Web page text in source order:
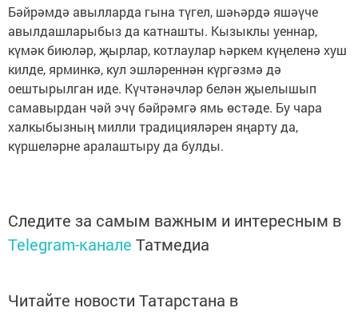
Бәйрәмдә авылларда гына түгел, шәһәрдә яшәүче
авылдашларыбыз да катнашты. Кызыклы уеннар,
күмәк биюләр, җырлар, котлаулар һәркем күңеленә хуш
килде, ярминкә, кул эшләреннән күргәзмә дә
оештырылган иде. Күчтәнәчләр белән җыелышып
самавырдан чәй эчү бәйрәмгә ямь өстәде. Бу чара
халкыбызның милли традицияләрен яңарту да,
күршеләрне аралаштыру да булды.
Следите за самым важным и интересным в
Telegram-канале Татмедиа
Читайте новости Татарстана в